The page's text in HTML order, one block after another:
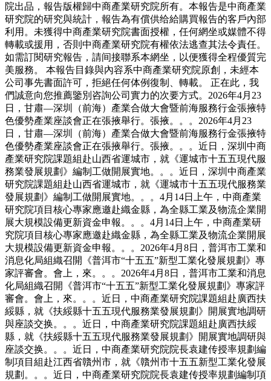
院出品，報告版權歸中商產業研究院所有。本報告是中商產業
研究院的研究與統計，報告為有償供给給購買報告的客戶內部
利用。未獲得中商產業研究院書面授權，任何網坐或媒體不得
轉載或援用，否則中商產業研究院有權依法逃查其法令責任。
如需訂閱研究報告，請间接聯系本網坐，以便獲得全程優質完
美服務。 本報告目錄與內容系中商產業研究院原創，未經本
公司事先書面許可，拒絕任何体例復制、轉載。 正在此，我
們誠意向您推薦鑒別咨詢公司實力的次要方式。2026年4月23
日，甘肅—深圳（前海）產業合做大會暨前海服務行金張掖特
色優勢產業座談會正在張掖舉行。張掖。。。2026年4月23
日，甘肅—深圳（前海）產業合做大會暨前海服務行金張掖特
色優勢產業座談會正在張掖舉行。張掖。。。近日，深圳中商
產業研究院課題組赴山西省運城市，就《運城市十五五現代服
務業發展規劃》編制工做開展實地。。。近日，深圳中商產業
研究院課題組赴山西省運城市，就《運城市十五五現代服務業
發展規劃》編制工做開展實地。。。4月14日上午，中商產業
研究院項目核心專家應邀赴織金縣，為全縣工業及物流企業開
展大規模設備更新資金申報。。。4月14日上午，中商產業研
究院項目核心專家應邀赴織金縣，為全縣工業及物流企業開展
大規模設備更新資金申報。。。2026年4月8日，普洱市工業和
消息化局組織召開《普洱市“十五五”新型工業化發展規劃》專
家評審會。會上，來。。。2026年4月8日，普洱市工業和消息
化局組織召開《普洱市“十五五”新型工業化發展規劃》專家評
審會。會上，來。。。近日，中商產業研究院課題組赴廣西扶
綏縣，就《扶綏縣十五五現代服務業發展規劃》開展實地調研
與座談交换。。。近日，中商產業研究院課題組赴廣西扶綏
縣，就《扶綏縣十五五現代服務業發展規劃》開展實地調研與
座談交换。。。近日，中商產業研究院院長袁建传授率規劃編
制項目組赴江西省贛州市，就《贛州市十五五新型工業化發展
規劃。。。近日，中商產業研究院院長袁建传授率規劃編制項